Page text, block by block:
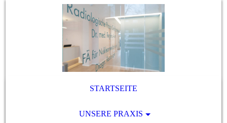
STARTSEITE
UNSERE PRAXIS